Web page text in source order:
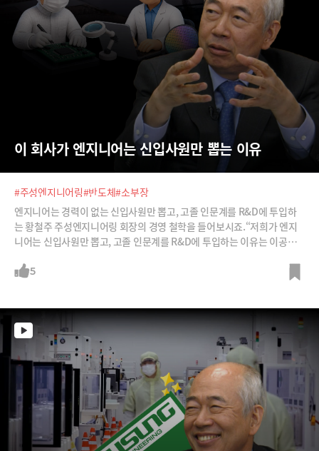
이 회사가 엔지니어는 신입사원만 뽑는 이유
#주성엔지니어링#반도체#소부장
엔지니어는 경력이 없는 신입사원만 뽑고, 고졸 인문계를 R&D에 투입하
는 황철주 주성엔지니어링 회장의 경영 철학을 들어보시죠.“저희가 엔지
니어는 신입사원만 뽑고, 고졸 인문계를 R&D에 투입하는 이유는 이공계
가지이기 때문입니다. 어떻게 키우느냐가 중요합니다. 기술자는 대학에서
다릅니다. 우리나라 반도체의 1등 경쟁력은 소부장이 1등이 아니면 불가
능하다고 생각합니다.”
5